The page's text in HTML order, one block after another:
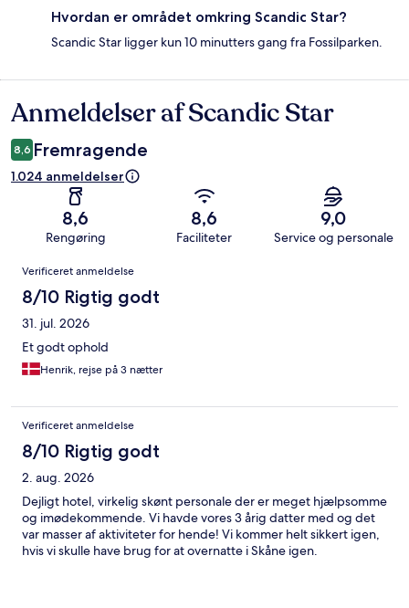
Hvordan er området omkring Scandic Star?
Scandic Star ligger kun 10 minutters gang fra Fossilparken.
Anmeldelser
Anmeldelser af Scandic Star
8,6 Fremragende
1.024 anmeldelser
8,6
Rengøring
8,6
Faciliteter
9,0
Service og personale
Anmeldelser
Verificeret anmeldelse
8/10 Rigtig godt
31. jul. 2026
Et godt ophold
Henrik, rejse på 3 nætter
Verificeret anmeldelse
8/10 Rigtig godt
2. aug. 2026
Dejligt hotel, virkelig skønt personale der er meget hjælpsomme
og imødekommende. Vi havde vores 3 årig datter med og det
var masser af aktiviteter for hende! Vi kommer helt sikkert igen,
hvis vi skulle have brug for at overnatte i Skåne igen.